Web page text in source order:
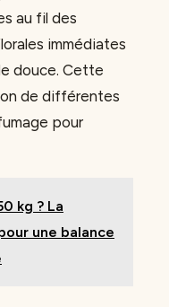
au fil des
immédiates
douce. Cette
de différentes
pour
kg ? La
une balance